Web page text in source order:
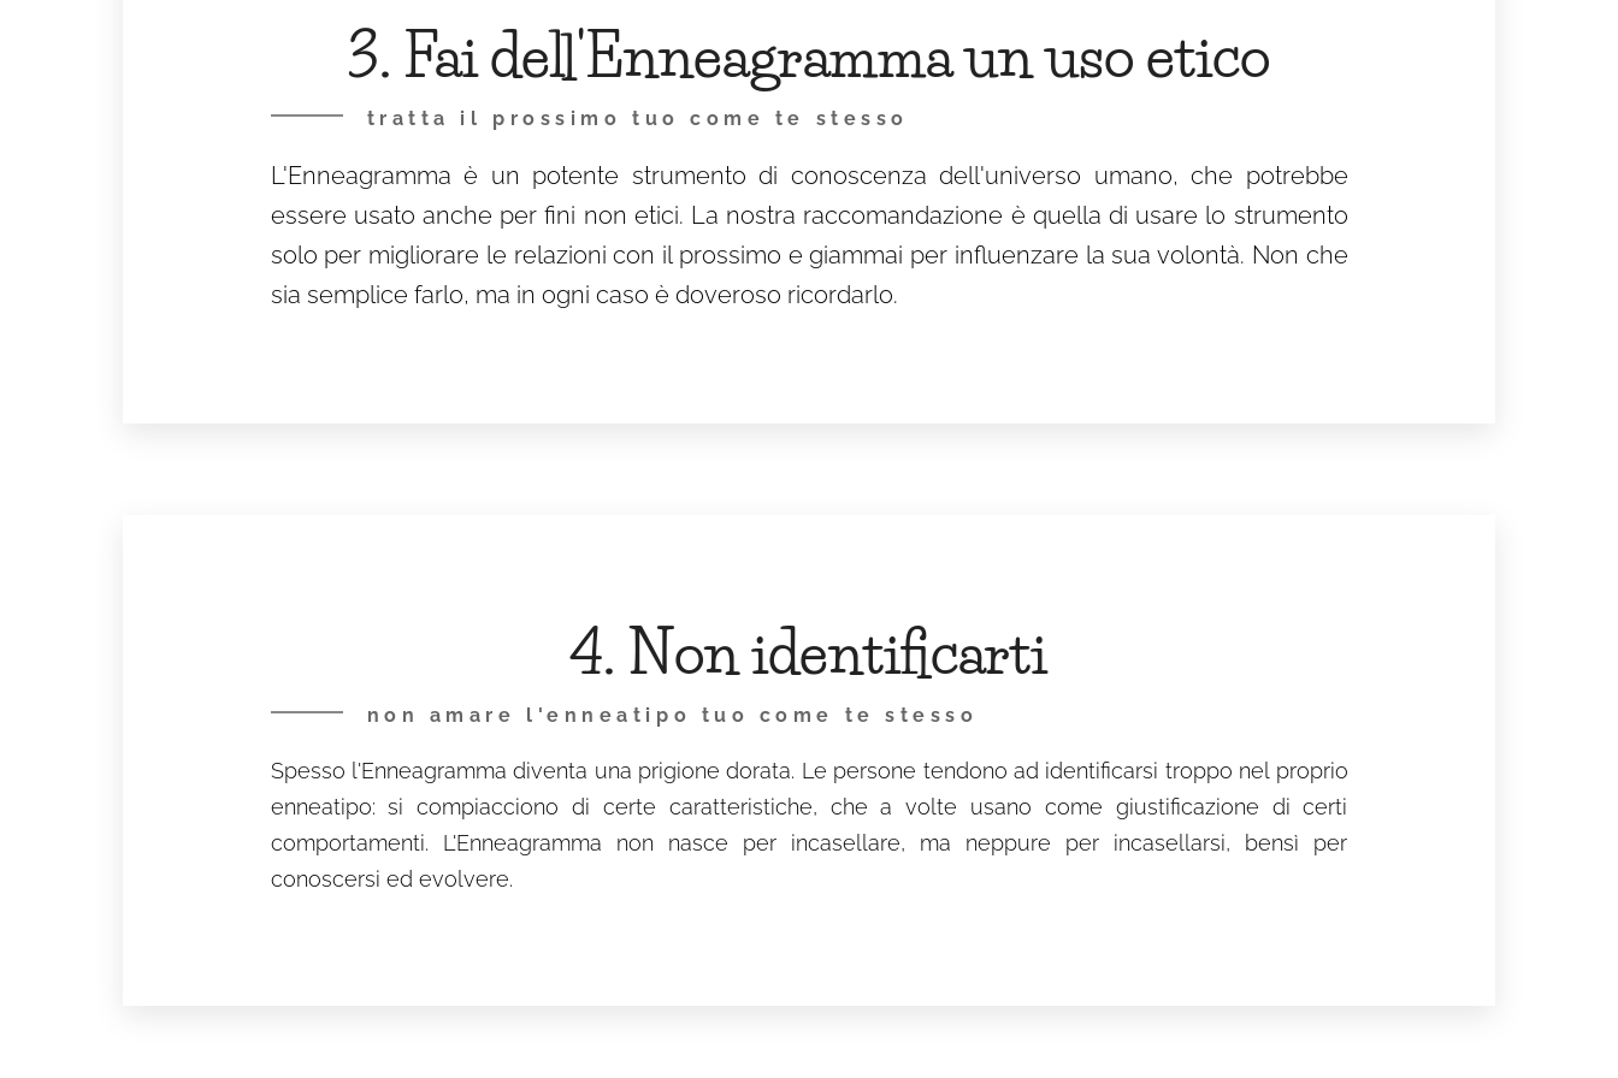
3. Fai dell'Enneagramma un uso etico
tratta il prossimo tuo come te stesso
L'Enneagramma è un potente strumento di conoscenza dell'universo umano, che potrebbe
essere usato anche per fini non etici. La nostra raccomandazione è quella di usare lo strumento
solo per migliorare le relazioni con il prossimo e giammai per influenzare la sua volontà. Non che
sia semplice farlo, ma in ogni caso è doveroso ricordarlo.
4. Non identificarti
non amare l'enneatipo tuo come te stesso
Spesso l'Enneagramma diventa una prigione dorata. Le persone tendono ad identificarsi troppo nel proprio
enneatipo: si compiacciono di certe caratteristiche, che a volte usano come giustificazione di certi
comportamenti. L'Enneagramma non nasce per incasellare, ma neppure per incasellarsi, bensì per
conoscersi ed evolvere.